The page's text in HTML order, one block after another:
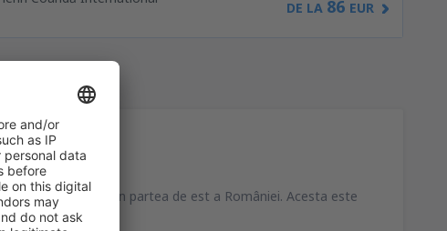
DE LA 86 EUR
oraşului Iaşi, în partea de est a României. Acesta este